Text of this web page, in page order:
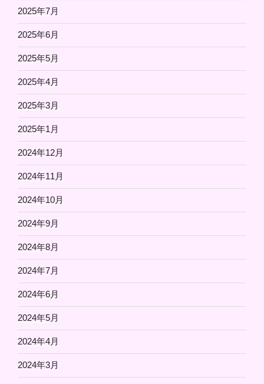
2025年7月
2025年6月
2025年5月
2025年4月
2025年3月
2025年1月
2024年12月
2024年11月
2024年10月
2024年9月
2024年8月
2024年7月
2024年6月
2024年5月
2024年4月
2024年3月